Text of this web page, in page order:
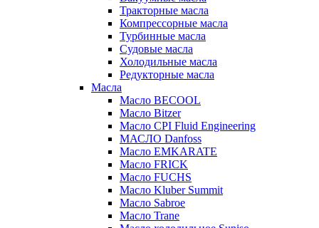
Тракторные масла
Компрессорные масла
Турбинные масла
Судовые масла
Холодильные масла
Редукторные масла
Масла
Масло BECOOL
Масло Bitzer
Масло CPI Fluid Engineering
МАСЛО Danfoss
Масло EMKARATE
Масло FRICK
Масло FUCHS
Масло Kluber Summit
Масло Sabroe
Масло Trane